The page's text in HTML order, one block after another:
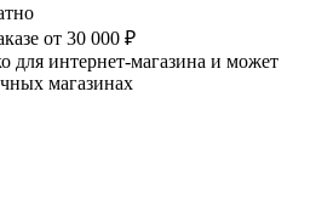
от 30 000 ₽
для интернет-магазина и может
магазинах